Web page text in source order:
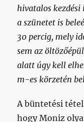
hivatalos
a szünetet is
30 percig, mely
sem az
alatt úgy kell
m-es körzetén
A büntetési
hogy Moniz